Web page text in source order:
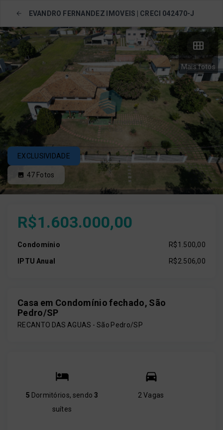
EVANDRO FERNANDEZ IMOVEIS | CRECI 042470-J
Mais fotos
EXCLUSIVIDADE
47 Fotos
R$1.603.000,00
Condomínio R$1.500,00
IPTU Anual R$2.506,00
Casa em Condomínio fechado, São
Pedro/SP
RECANTO DAS AGUAS - São Pedro/SP
5 Dormitórios, sendo 3
suítes
2 Vagas